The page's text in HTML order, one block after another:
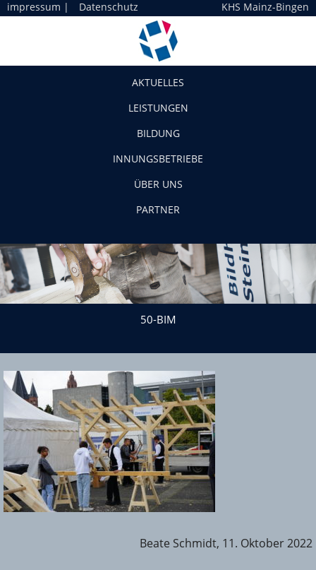
impressum | Datenschutz KHS Mainz-Bingen
AKTUELLES
LEISTUNGEN
BILDUNG
INNUNGSBETRIEBE
ÜBER UNS
PARTNER
50-BIM
Beate Schmidt, 11. Oktober 2022